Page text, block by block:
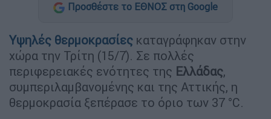
Προσθέστε το ΕΘΝΟΣ στη Google
Υψηλές θερμοκρασίες καταγράφηκαν στην
χώρα την Τρίτη (15/7). Σε πολλές
περιφερειακές ενότητες της Ελλάδας,
συμπεριλαμβανομένης και της Αττικής, η
θερμοκρασία ξεπέρασε το όριο των 37 °C.